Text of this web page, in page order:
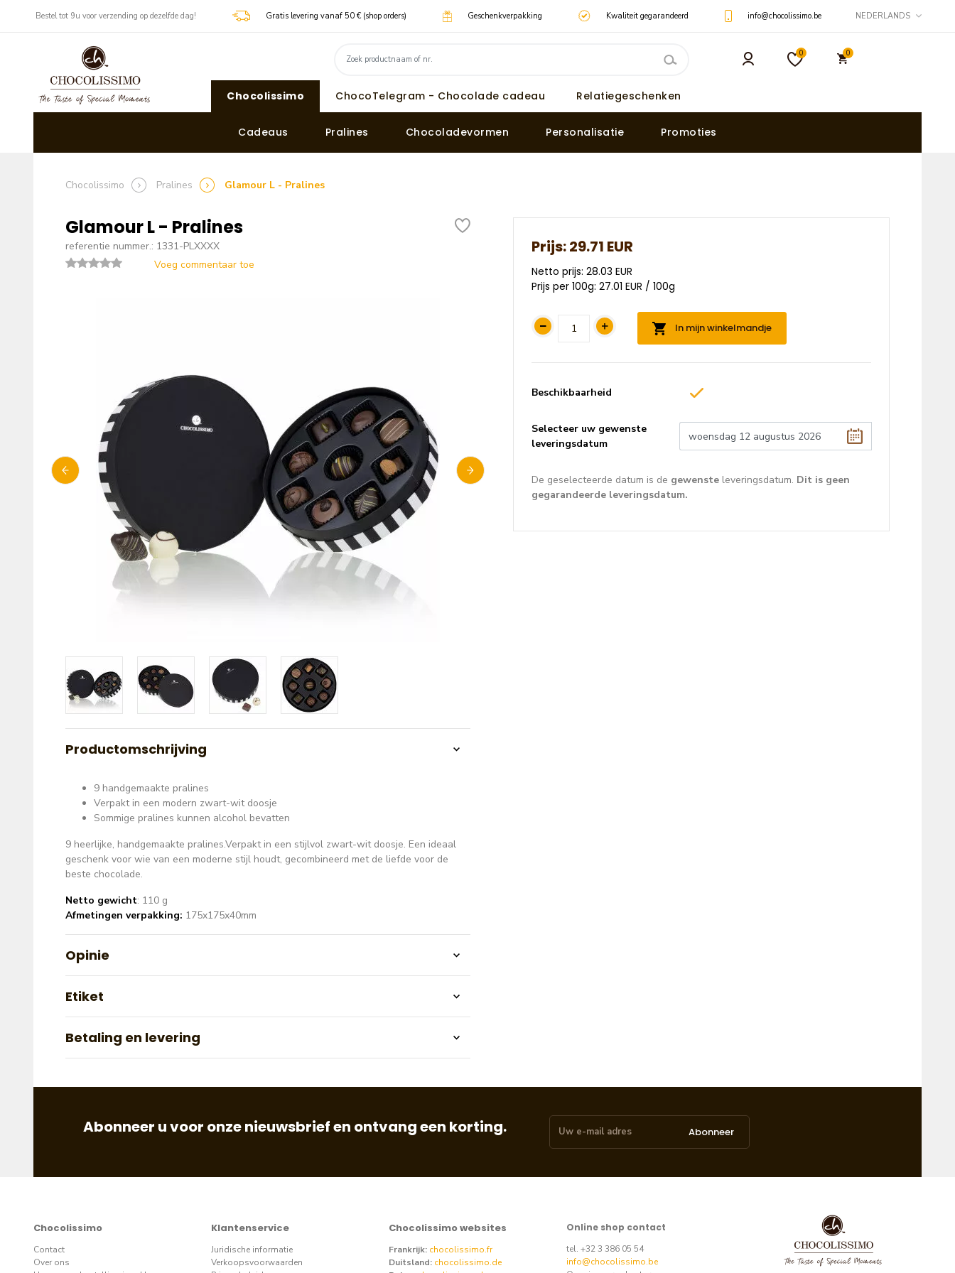
​​ Bestel tot 9u voor verzending op dezelfde dag! Gratis levering vanaf 50 € (shop orders) Geschenkverpakking Kwaliteit gegarandeerd info@chocolissimo.be NEDERLANDS
0 0
Chocolissimo ChocoTelegram - Chocolade cadeau Relatiegeschenken
Cadeaus Pralines Chocoladevormen Personalisatie Promoties
Chocolissimo Pralines Glamour L - Pralines
Glamour L - Pralines
referentie nummer.: 1331-PLXXXX
Voeg commentaar toe
Productomschrijving
9 handgemaakte pralines
Verpakt in een modern zwart-wit doosje
Sommige pralines kunnen alcohol bevatten
9 heerlijke, handgemaakte pralines.Verpakt in een stijlvol zwart-wit doosje. Een ideaal
geschenk voor wie van een moderne stijl houdt, gecombineerd met de liefde voor de
beste chocolade.
Netto gewicht: 110 g
Afmetingen verpakking: 175x175x40mm
Opinie
Etiket
Betaling en levering
Prijs:29.71 EUR
Netto prijs: 28.03 EUR
Prijs per 100g: 27.01 EUR / 100g
In mijn winkelmandje
Beschikbaarheid
Selecteer uw gewenste
leveringsdatum
De geselecteerde datum is de gewenste leveringsdatum. Dit is geen
gegarandeerde leveringsdatum.
Abonneer u voor onze nieuwsbrief en ontvang een korting. Abonneer
Chocolissimo
Contact
Over ons
Klantenservice
Juridische informatie
Verkoopsvoorwaarden
Chocolissimo websites
Frankrijk: chocolissimo.fr
Duitsland: chocolissimo.de
Online shop contact
tel. +32 3 386 05 54
info@chocolissimo.be